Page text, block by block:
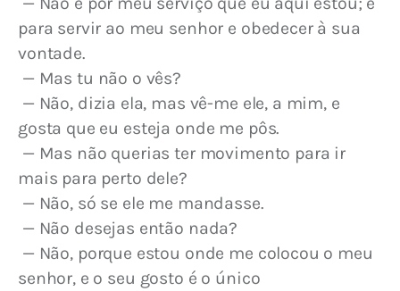
para servir ao meu senhor e obedecer à sua
vontade.
— Mas tu não o vês?
gosta que eu esteja onde me pôs.
mais para perto dele?
— Não, só se ele me mandasse.
— Não desejas então nada?
senhor, e o seu gosto é o único